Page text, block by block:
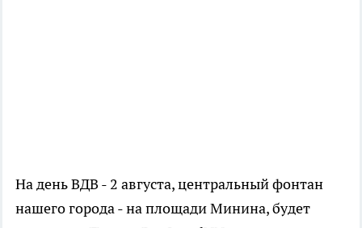
На день ВДВ - 2 августа, центральный фонтан
нашего города - на площади Минина, будет